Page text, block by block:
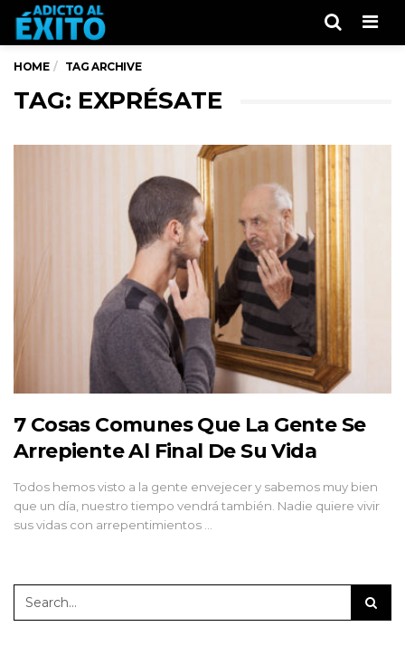
HOME TAG ARCHIVE
TAG: EXPRÉSATE
7 Cosas Comunes Que La Gente Se
Arrepiente Al Final De Su Vida
Todos hemos visto a la gente envejecer y sabemos muy bien
que un día, nuestro tiempo vendrá también. Nadie quiere vivir
sus vidas con arrepentimientos …